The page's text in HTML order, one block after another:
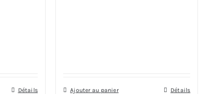
Détails Ajouter au panier Détails